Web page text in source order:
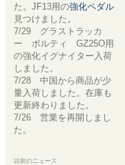
た。JF13用の強化ペダル
見つけました。
7/29 グラストラッカ
ー ボルティ GZ25O用
の強化イグナイター入荷
しました。
7/28 中国から商品が少
量入荷しました。在庫も
更新終わりました。
7/26 営業を再開しまし
た。
以前のニュース